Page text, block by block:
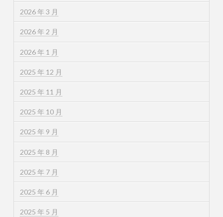
2026 年 3 月
2026 年 2 月
2026 年 1 月
2025 年 12 月
2025 年 11 月
2025 年 10 月
2025 年 9 月
2025 年 8 月
2025 年 7 月
2025 年 6 月
2025 年 5 月